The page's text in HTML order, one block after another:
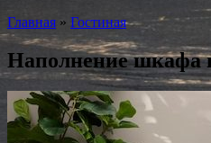
Главная » Гостиная
Наполнение шкафа